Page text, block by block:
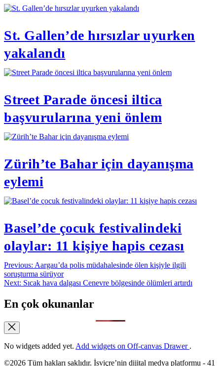
St. Gallen’de hırsızlar uyurken
yakalandı
Street Parade öncesi iltica
başvurularına yeni önlem
Zürih’te Bahar için dayanışma
eylemi
Basel’de çocuk festivalindeki
olaylar: 11 kişiye hapis cezası
Yazı
gezinmesi
Previous: Aargau’da polis müdahalesinde ölen kişiyle ilgili
soruşturma sürüyor
Next: Sıcak hava dalgası Cenevre bölgesinde ölümleri artırdı
En çok okunanlar
No widgets added yet. Add widgets on Off-canvas Drawer .
©2026 Tüm hakları saklıdır. İsviçre’nin dijital medya platformu - 41